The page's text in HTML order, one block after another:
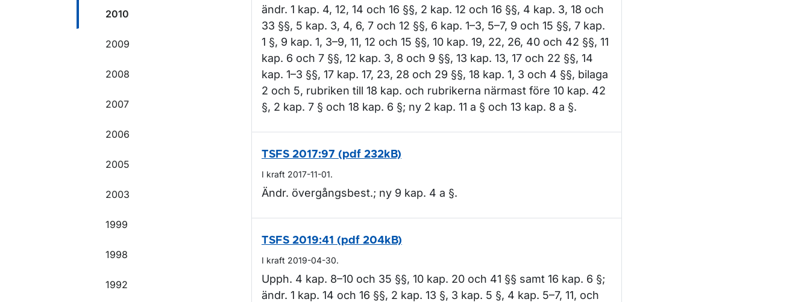
2010
2009
2008
2007
2006
2005
2003
1999
1998
1992
ändr. 1 kap. 4, 12, 14 och 16 §§, 2 kap. 12 och 16 §§, 4 kap. 3, 18 och
33 §§, 5 kap. 3, 4, 6, 7 och 12 §§, 6 kap. 1–3, 5–7, 9 och 15 §§, 7 kap.
1 §, 9 kap. 1, 3–9, 11, 12 och 15 §§, 10 kap. 19, 22, 26, 40 och 42 §§, 11
kap. 6 och 7 §§, 12 kap. 3, 8 och 9 §§, 13 kap. 13, 17 och 22 §§, 14
kap. 1–3 §§, 17 kap. 17, 23, 28 och 29 §§, 18 kap. 1, 3 och 4 §§, bilaga
2 och 5, rubriken till 18 kap. och rubrikerna närmast före 10 kap. 42
§, 2 kap. 7 § och 18 kap. 6 §; ny 2 kap. 11 a § och 13 kap. 8 a §.
TSFS 2017:97 (pdf 232kB)
I kraft 2017-11-01.
Ändr. övergångsbest.; ny 9 kap. 4 a §.
TSFS 2019:41 (pdf 204kB)
I kraft 2019-04-30.
Upph. 4 kap. 8–10 och 35 §§, 10 kap. 20 och 41 §§ samt 16 kap. 6 §;
ändr. 1 kap. 14 och 16 §§, 2 kap. 13 §, 3 kap. 5 §, 4 kap. 5–7, 11, och